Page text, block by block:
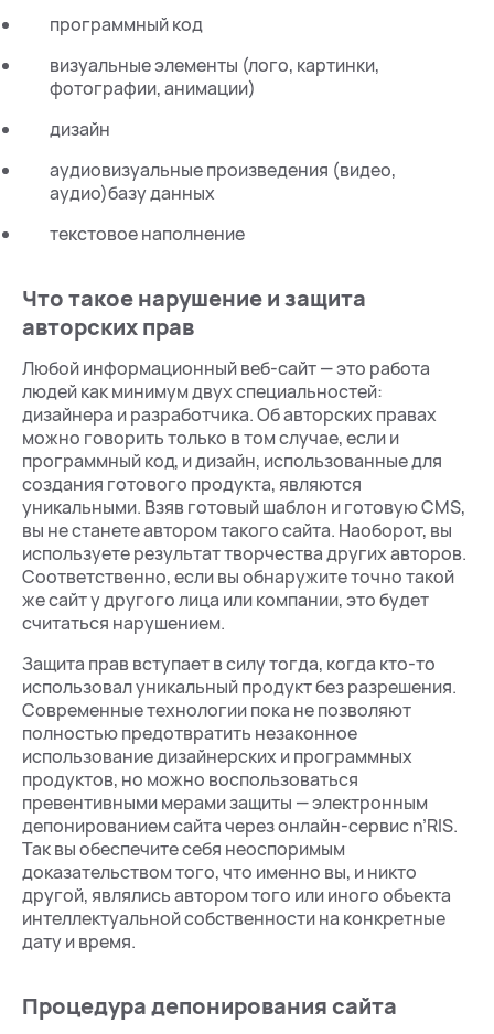
программный код
визуальные элементы (лого, картинки,
фотографии, анимации)
дизайн
аудиовизуальные произведения (видео,
аудио)базу данных
текстовое наполнение
Что такое нарушение и защита
авторских прав
Любой информационный веб-сайт — это работа
людей как минимум двух специальностей:
дизайнера и разработчика. Об авторских правах
можно говорить только в том случае, если и
программный код, и дизайн, использованные для
создания готового продукта, являются
уникальными. Взяв готовый шаблон и готовую CMS,
вы не станете автором такого сайта. Наоборот, вы
используете результат творчества других авторов.
Соответственно, если вы обнаружите точно такой
же сайт у другого лица или компании, это будет
считаться нарушением.
Защита прав вступает в силу тогда, когда кто-то
использовал уникальный продукт без разрешения.
Современные технологии пока не позволяют
полностью предотвратить незаконное
использование дизайнерских и программных
продуктов, но можно воспользоваться
превентивными мерами защиты — электронным
депонированием сайта через онлайн-сервис n’RIS.
Так вы обеспечите себя неоспоримым
доказательством того, что именно вы, и никто
другой, являлись автором того или иного объекта
интеллектуальной собственности на конкретные
дату и время.
Процедура депонирования сайта